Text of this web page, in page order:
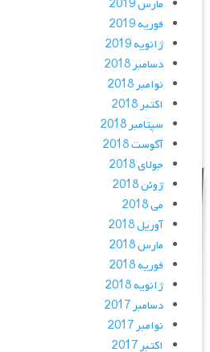
مارس 2019
فوریه 2019
ژانویه 2019
دسامبر 2018
نوامبر 2018
اکتبر 2018
سپتامبر 2018
آگوست 2018
جولای 2018
ژوئن 2018
می 2018
آوریل 2018
مارس 2018
فوریه 2018
ژانویه 2018
دسامبر 2017
نوامبر 2017
اکتبر 2017